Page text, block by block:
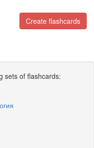
Create flashcards
sets of flashcards: